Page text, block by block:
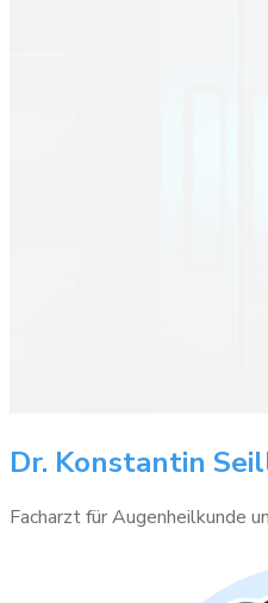
Dr. Konstantin
Facharzt für Augenheilkunde